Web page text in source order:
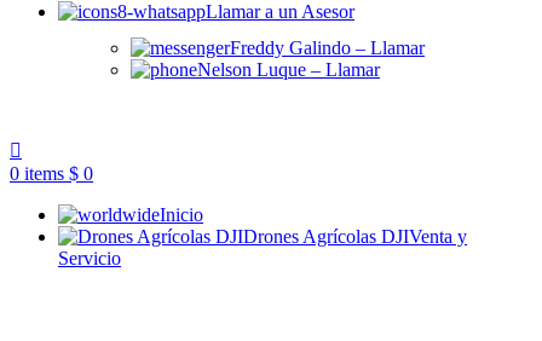
Llamar a un Asesor
Freddy Galindo – Llamar
Nelson Luque – Llamar
0 items $ 0
Inicio
Drones Agrícolas DJIVenta y
Servicio